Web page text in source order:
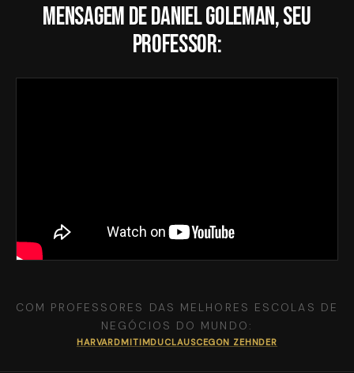
Mensagem de Daniel Goleman, seu
professor:
COM PROFESSORES DAS MELHORES ESCOLAS DE
NEGÓCIOS DO MUNDO:
HARVARDMITIMDUCLAUSCEGON ZEHNDER